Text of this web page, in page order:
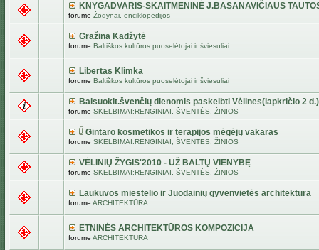
KNYGADVARIS-SKAITMENINĖ J.BASANAVIČIAUS
forume Žodynai, enciklopedijos
Gražina Kadžytė
forume Baltiškos kultūros puoselėtojai ir šviesuliai
Libertas Klimka
forume Baltiškos kultūros puoselėtojai ir šviesuliai
Balsuokit.švenčių dienomis paskelbti Vėlines(lapkričio 2 d.)
forume SKELBIMAI:RENGINIAI, ŠVENTĖS, ŽINIOS
Gintaro kosmetikos ir terapijos mėgėjų vakaras
forume SKELBIMAI:RENGINIAI, ŠVENTĖS, ŽINIOS
VĖLINIŲ ŽYGIS'2010 - UŽ BALTŲ VIENYBĘ
forume SKELBIMAI:RENGINIAI, ŠVENTĖS, ŽINIOS
Laukuvos miestelio ir Juodainių gyvenvietės architektūra
forume ARCHITEKTŪRA
ETNINĖS ARCHITEKTŪROS KOMPOZICIJA
forume ARCHITEKTŪRA